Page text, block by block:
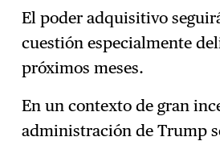
El poder adquisitivo
cuestión especialmente
próximos meses.
En un contexto de gran
administración de Trump